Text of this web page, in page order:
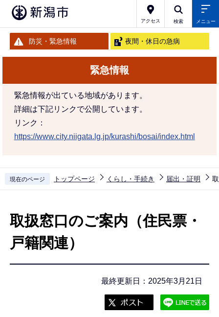
アクセス 検索 メニュー
防災・緊急情報 夜間・休日の急病
緊急情報
緊急情報が出ている地域があります。
詳細は下記リンクで公開しています。
リンク：
https://www.city.niigata.lg.jp/kurashi/bosai/index.html
現在のページ トップページ くらし・手続き 届出・証明
取扱窓口のご案内（住民票・
戸籍関連）
最終更新日：2025年3月21日